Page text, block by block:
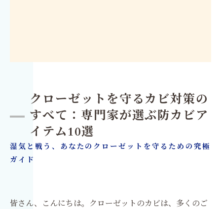
クローゼットを守るカビ対策の
すべて：専門家が選ぶ防カビア
イテム10選
湿気と戦う、あなたのクローゼットを守るための究極
ガイド
皆さん、こんにちは。クローゼットのカビは、多くのご